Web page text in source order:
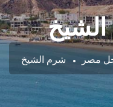
مصر شرم الشيخ